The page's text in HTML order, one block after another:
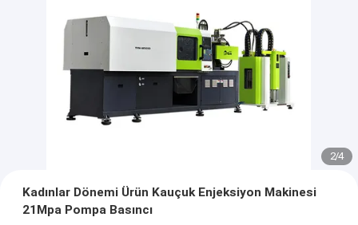
2/4
Kadınlar Dönemi Ürün Kauçuk Enjeksiyon Makinesi
21Mpa Pompa Basıncı